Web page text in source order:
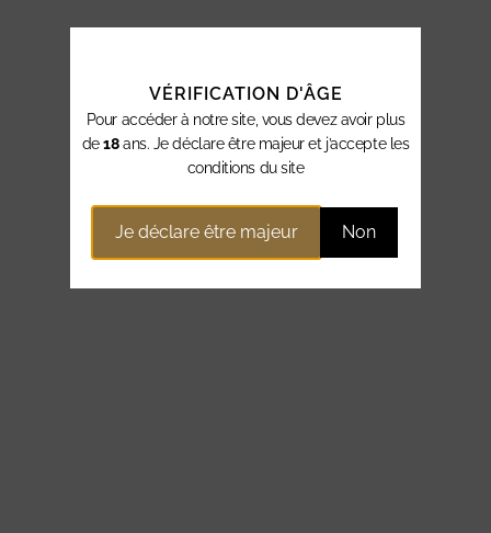
VÉRIFICATION D'ÂGE
Pour accéder à notre site, vous devez avoir plus
de18ans. Je déclare être majeur et j’accepte les
conditions du site
Je déclare être majeur Non